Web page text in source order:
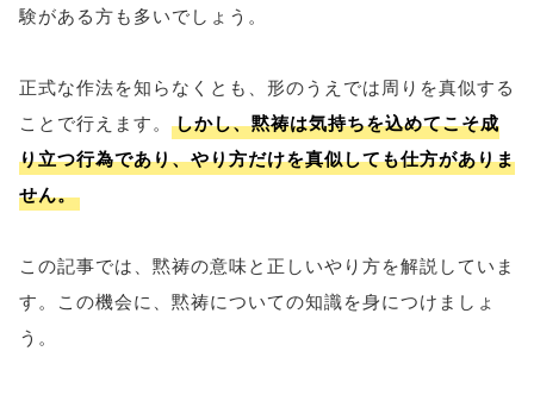
験がある方も多いでしょう。
正式な作法を知らなくとも、形のうえでは周りを真似する
ことで行えます。
しかし、黙祷は気持ちを込めてこそ成
り立つ行為であり、やり方だけを真似しても仕方がありま
せん。
この記事では、黙祷の意味と正しいやり方を解説していま
す。この機会に、黙祷についての知識を身につけましょ
う。